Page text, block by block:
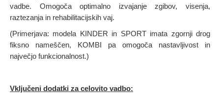
vadbe. Omogoča optimalno izvajanje zgibov, visenja,
raztezanja in rehabilitacijskih vaj.
(Primerjava: modela KINDER in SPORT imata zgornji drog
fiksno nameščen, KOMBI pa omogoča nastavljivost in
največjo funkcionalnost.)
Vključeni dodatki za celovito vadbo: